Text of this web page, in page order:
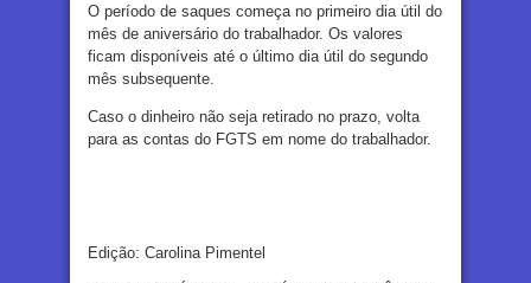
O período de saques começa no primeiro dia útil do
mês de aniversário do trabalhador. Os valores
ficam disponíveis até o último dia útil do segundo
mês subsequente.
Caso o dinheiro não seja retirado no prazo, volta
para as contas do FGTS em nome do trabalhador.
Edição: Carolina Pimentel